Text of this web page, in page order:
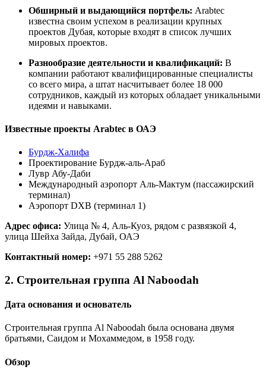
Обширный и выдающийся портфель: Arabtec
известна своим успехом в реализации крупных
проектов Дубая, которые входят в список лучших
мировых проектов.
Разнообразие деятельности и квалификаций: В
компании работают квалифицированные специалисты
со всего мира, а штат насчитывает более 18 000
сотрудников, каждый из которых обладает уникальными
идеями и навыками.
Известные проекты Arabtec в ОАЭ
Бурдж-Халифа
Проектирование Бурдж-аль-Араб
Лувр Абу-Даби
Международный аэропорт Аль-Мактум (пассажирский
терминал)
Аэропорт DXB (терминал 1)
Адрес офиса: Улица № 4, Аль-Куоз, рядом с развязкой 4,
улица Шейха Зайда, Дубай, ОАЭ
Контактный номер: +971 55 288 5262
2. Строительная группа Al Naboodah
Дата основания и основатель
Строительная группа Al Naboodah была основана двумя
братьями, Саидом и Мохаммедом, в 1958 году.
Обзор